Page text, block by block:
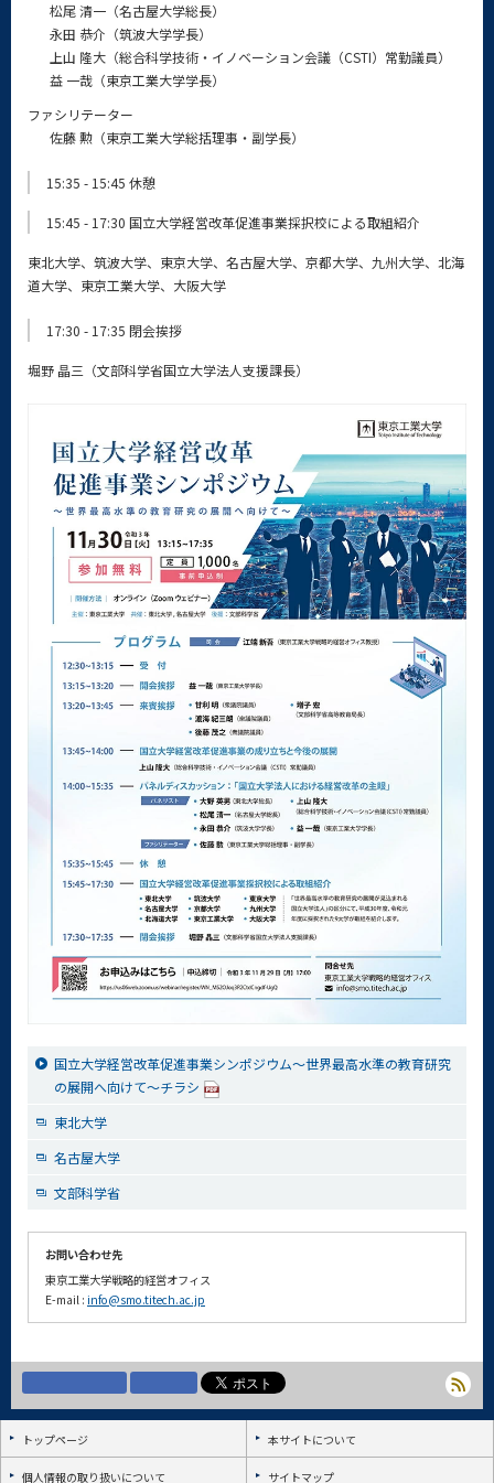
松尾 清一（名古屋大学総長）
永田 恭介（筑波大学学長）
上山 隆大（総合科学技術・イノベーション会議（CSTI）常勤議員）
益 一哉（東京工業大学学長）
ファシリテーター
佐藤 勲（東京工業大学総括理事・副学長）
15:35 - 15:45 休憩
15:45 - 17:30 国立大学経営改革促進事業採択校による取組紹介
東北大学、筑波大学、東京大学、名古屋大学、京都大学、九州大学、北海
道大学、東京工業大学、大阪大学
17:30 - 17:35 閉会挨拶
堀野 晶三（文部科学省国立大学法人支援課長）
国立大学経営改革促進事業シンポジウム～世界最高水準の教育研究
の展開へ向けて～チラシ
東北大学
名古屋大学
文部科学省
お問い合わせ先
東京工業大学戦略的経営オフィス
E-mail : info@smo.titech.ac.jp
トップページ 本サイトについて
個人情報の取り扱いについて サイトマップ